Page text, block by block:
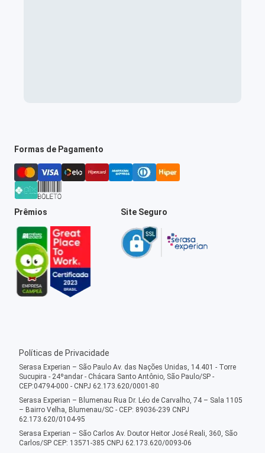
Formas de Pagamento
Prêmios Site Seguro
Políticas de Privacidade
Serasa Experian – São Paulo Av. das Nações Unidas, 14.401 - Torre
Sucupira - 24ºandar - Chácara Santo Antônio, São Paulo/SP -
CEP:04794-000 - CNPJ 62.173.620/0001-80
Serasa Experian – Blumenau Rua Dr. Léo de Carvalho, 74 – Sala 1105
– Bairro Velha, Blumenau/SC - CEP: 89036-239 CNPJ
62.173.620/0104-95
Serasa Experian – São Carlos Av. Doutor Heitor José Reali, 360, São
Carlos/SP CEP: 13571-385 CNPJ 62.173.620/0093-06